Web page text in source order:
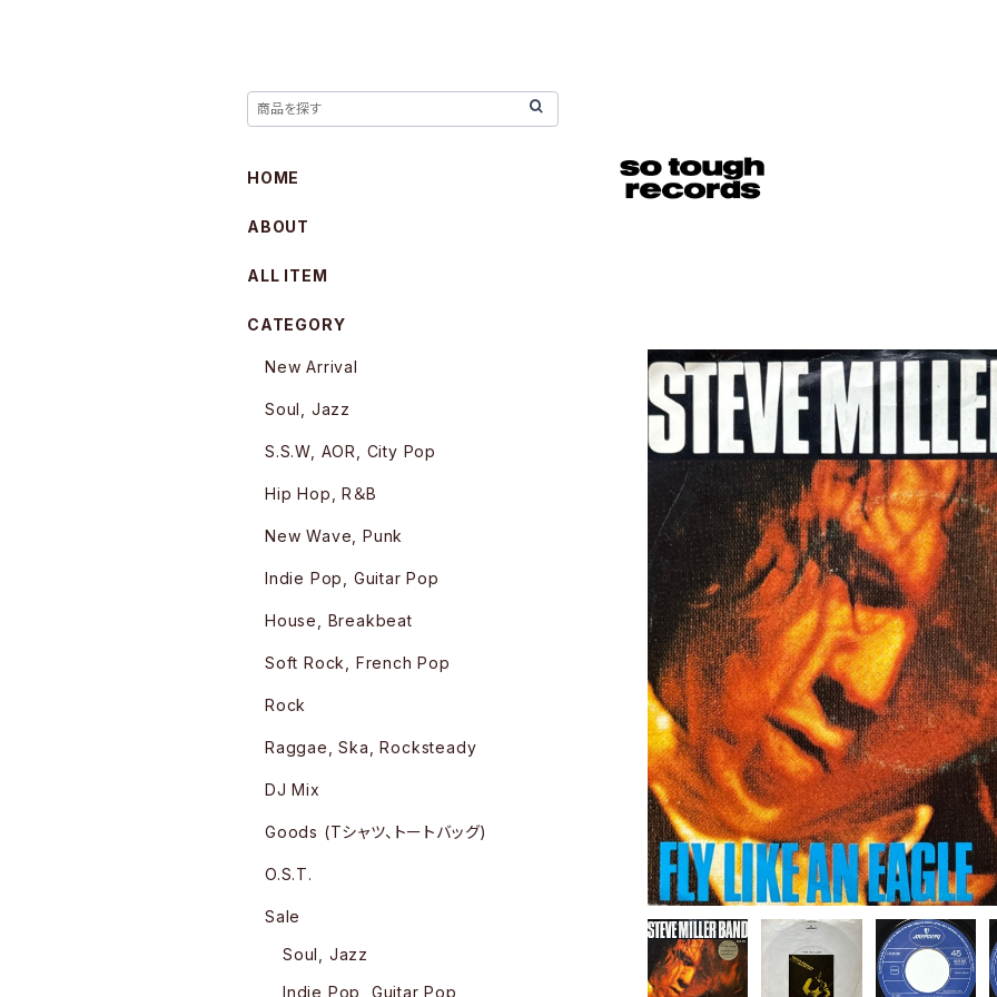
HOME
ABOUT
ALL ITEM
CATEGORY
New Arrival
Soul, Jazz
S.S.W, AOR, City Pop
Hip Hop, R＆B
New Wave, Punk
Indie Pop, Guitar Pop
House, Breakbeat
Soft Rock, French Pop
Rock
Raggae, Ska, Rocksteady
DJ Mix
Goods (Tシャツ、トートバッグ)
O.S.T.
Sale
Soul, Jazz
Indie Pop, Guitar Pop